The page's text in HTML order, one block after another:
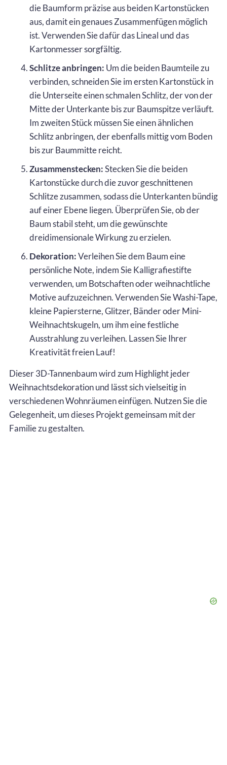
die Baumform präzise aus beiden Kartonstücken
aus, damit ein genaues Zusammenfügen möglich
ist. Verwenden Sie dafür das Lineal und das
Kartonmesser sorgfältig.
Schlitze anbringen: Um die beiden Baumteile zu
verbinden, schneiden Sie im ersten Kartonstück in
die Unterseite einen schmalen Schlitz, der von der
Mitte der Unterkante bis zur Baumspitze verläuft.
Im zweiten Stück müssen Sie einen ähnlichen
Schlitz anbringen, der ebenfalls mittig vom Boden
bis zur Baummitte reicht.
Zusammenstecken:Stecken Sie die beiden
Kartonstücke durch die zuvor geschnittenen
Schlitze zusammen, sodass die Unterkanten bündig
auf einer Ebene liegen. Überprüfen Sie, ob der
Baum stabil steht, um die gewünschte
dreidimensionale Wirkung zu erzielen.
Dekoration:Verleihen Sie dem Baum eine
persönliche Note, indem Sie Kalligrafiestifte
verwenden, um Botschaften oder weihnachtliche
Motive aufzuzeichnen. Verwenden Sie Washi-Tape,
kleine Papiersterne, Glitzer, Bänder oder Mini-
Weihnachtskugeln, um ihm eine festliche
Ausstrahlung zu verleihen. Lassen Sie Ihrer
Kreativität freien Lauf!
Dieser 3D-Tannenbaum wird zum Highlight jeder
Weihnachtsdekoration und lässt sich vielseitig in
verschiedenen Wohnräumen einfügen. Nutzen Sie die
Gelegenheit, um dieses Projekt gemeinsam mit der
Familie zu gestalten.